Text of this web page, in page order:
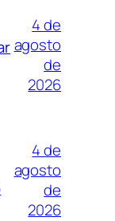
4 de
agosto
de
2026
4 de
agosto
de
2026